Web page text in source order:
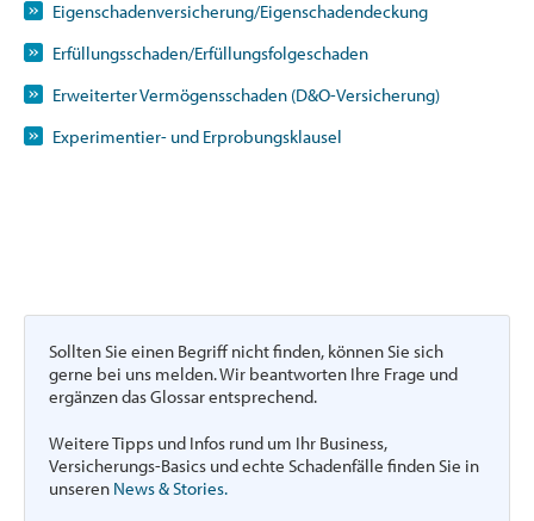
Eigenschadenversicherung/Eigenschadendeckung
Erfüllungsschaden/Erfüllungsfolgeschaden
Erweiterter Vermögensschaden (D&O-Versicherung)
Experimentier- und Erprobungsklausel
Sollten Sie einen Begriff nicht finden, können Sie sich
gerne bei uns melden. Wir beantworten Ihre Frage und
ergänzen das Glossar entsprechend.
Weitere Tipps und Infos rund um Ihr Business,
Versicherungs-Basics und echte Schadenfälle finden Sie in
unseren News & Stories.